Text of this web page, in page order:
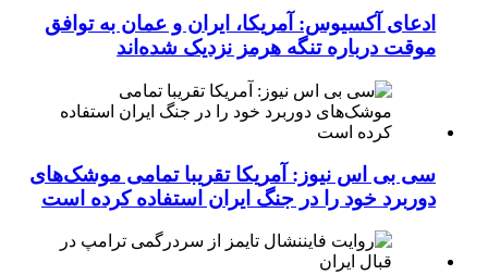
ادعای آکسیوس: آمریکا، ایران و عمان به توافق
موقت درباره تنگه هرمز نزدیک شده‌اند
سی بی اس نیوز: آمریکا تقریبا تمامی موشک‌های
دوربرد خود را در جنگ ایران استفاده کرده است